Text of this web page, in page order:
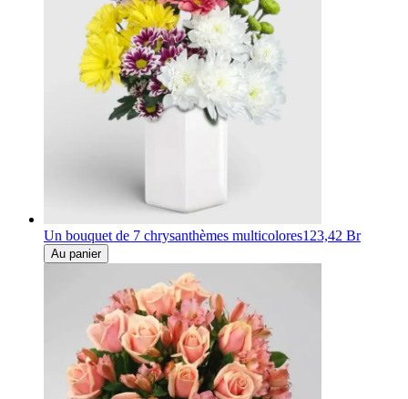
Un bouquet de 7 chrysanthèmes multicolores123,42 Br
Au panier